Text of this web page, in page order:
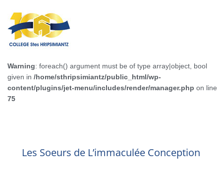
Warning: foreach() argument must be of type array|object, bool
given in /home/sthripsimiantz/public_html/wp-
content/plugins/jet-menu/includes/render/manager.php on line
75
Les Soeurs de L’immaculée Conception